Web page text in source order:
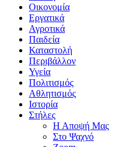
Οικονομία
Εργατικά
Αγροτικά
Παιδεία
Καταστολή
Περιβάλλον
Υγεία
Πολιτισμός
Αθλητισμός
Ιστορία
Στήλες
Η Αποψή Μας
Στο Ψαχνό